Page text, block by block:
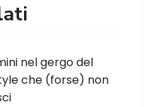
nel gergo del
che (forse) non